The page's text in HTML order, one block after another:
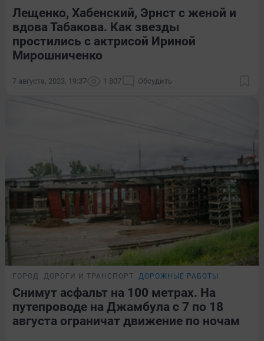
Лещенко, Хабенский, Эрнст с женой и
вдова Табакова. Как звезды
простились с актрисой Ириной
Мирошниченко
7 августа, 2023, 19:37 1 807 Обсудить
ГОРОД ДОРОГИ И ТРАНСПОРТ ДОРОЖНЫЕ РАБОТЫ
Снимут асфальт на 100 метрах. На
путепроводе на Джамбула с 7 по 18
августа ограничат движение по ночам